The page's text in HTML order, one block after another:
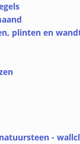
plinten en
-